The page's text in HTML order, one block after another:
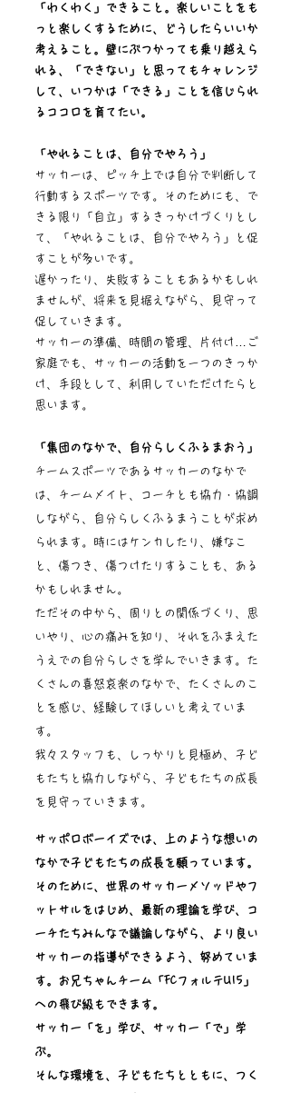
「わくわく」できること。楽しいことをも
っと楽しくするために、どうしたらいいか
考えること。壁にぶつかっても乗り越えら
れる、「できない」と思ってもチャレンジ
して、いつかは「できる」ことを信じられ
るココロを育てたい。
「やれることは、自分でやろう」
サッカーは、ピッチ上では自分で判断して
行動するスポーツです。そのためにも、で
きる限り「自立」するきっかけづくりとし
て、「やれることは、自分でやろう」と促
すことが多いです。
遅かったり、失敗することもあるかもしれ
ませんが、将来を見据えながら、見守って
促していきます。
サッカーの準備、時間の管理、片付け…ご
家庭でも、サッカーの活動を一つのきっか
け、手段として、利用していただけたらと
思います。
「集団のなかで、自分らしくふるまおう」
チームスポーツであるサッカーのなかで
は、チームメイト、コーチとも協力・協調
しながら、自分らしくふるまうことが求め
られます。時にはケンカしたり、嫌なこ
と、傷つき、傷つけたりすることも、ある
かもしれません。
ただその中から、周りとの関係づくり、思
いやり、心の痛みを知り、それをふまえた
うえでの自分らしさを学んでいきます。た
くさんの喜怒哀楽のなかで、たくさんのこ
とを感じ、経験してほしいと考えていま
す。
我々スタッフも、しっかりと見極め、子ど
もたちと協力しながら、子どもたちの成長
を見守っていきます。
サッポロボーイズでは、上のような想いの
なかで子どもたちの成長を願っています。
そのために、世界のサッカーメソッドやフ
ットサルをはじめ、最新の理論を学び、コ
ーチたちみんなで議論しながら、より良い
サッカーの指導ができるよう、努めていま
す。お兄ちゃんチーム「FCフォルテU15」
への飛び級もできます。
サッカー「を」学び、サッカー「で」​学
ぶ。
​そんな環境を、子どもたちとともに、つく